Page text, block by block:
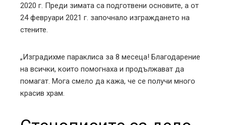
2020 г. Преди зимата са подготвени основите, а от
24 февруари 2021 г. започнало изграждането на
стените.
„Изградихме параклиса за 8 месеца! Благодарение
на всички, които помогнаха и продължават да
помагат. Мога смело да кажа, че се получи много
красив храм.